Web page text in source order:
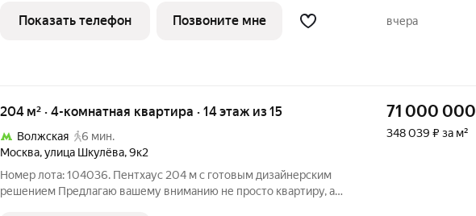
этажного дома, в новом элитном жилом комплексе «Начало» от
девелопера «Донстрой».
Показать телефон Позвоните мне вчера
204 м² · 4-комнатная квартира · 14 этаж из 15
Волжская
6 мин.
Москва,улица Шкулёва,9к2
Номер лота: 104036. Пентхаус 204 м с готовым дизайнерским
решением Предлагаю вашему вниманию не просто квартиру, а
71 000 000
348 039 ₽ за м²